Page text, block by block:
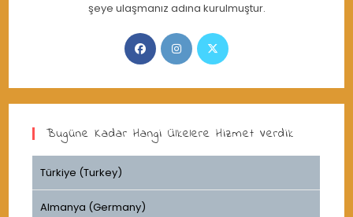
şeye ulaşmanız adına kurulmuştur.
Opens
in
new
Opens
in
new
Opens
new
Bugüne Kadar Hangi Ülkelere Hizmet Verdik
Türkiye (Turkey)
Almanya (Germany)